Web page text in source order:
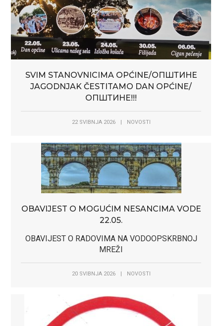
SVIM STANOVNICIMA OPĆINE/ОПШТИНЕ
JAGODNJAK ČESTITAMO DAN OPĆINE/
ОПШТИНЕ!!!
22 SVIBNJA 2026 | NOVOSTI
OBAVIJEST O MOGUĆIM NESANCIMA VODE
22.05.
OBAVIJEST O RADOVIMA NA VODOOPSKRBNOJ
MREŽI
20 SVIBNJA 2026 | NOVOSTI